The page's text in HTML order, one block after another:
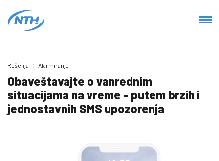
Rešenja Alarmiranje
Obaveštavajte o vanrednim
situacijama na vreme - putem brzih i
jednostavnih SMS upozorenja